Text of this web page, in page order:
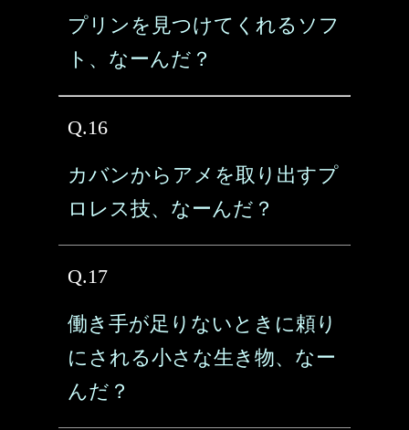
プリンを見つけてくれるソフ
ト、なーんだ？
Q.16
カバンからアメを取り出すプ
ロレス技、なーんだ？
Q.17
働き手が足りないときに頼り
にされる小さな生き物、なー
んだ？